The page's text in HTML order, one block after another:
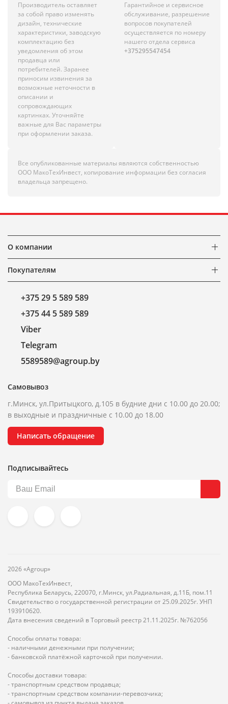
Производитель оставляет
за собой право изменять
дизайн, технические
характеристики, заводскую
комплектацию без
уведомления об этом
продавца или
потребителей. Заранее
приносим извинения за
возможные неточности в
описании и
сопровождающих
картинках. Уточняйте
важные для Вас параметры
при оформлении заказа.
Гарантийное и сервисное
обслуживание, разрешение
вопросов покупателей
осуществляется по номеру
нашего отдела сервиса
+375295547454
Все опубликованные материалы являются собственностью
ООО МакоТехИнвест, копирование информации без согласия
владельца запрещено.
О компании
Покупателям
+375 29 5 589 589
+375 44 5 589 589
Viber
Telegram
5589589@agroup.by
Самовывоз
г.Минск, ул.Притыцкого, д.105 в будние дни с 10.00 до 20.00;
в выходные и праздничные с 10.00 до 18.00
Написать обращение
Подписывайтесь
2026 «Agroup»
ООО МакоТехИнвест,
Республика Беларусь, 220070, г.Минск, ул.Радиальная, д.11Б, пом.11
Свидетельство о государственной регистрации от 25.09.2025г. УНП
193910620.
Дата внесения сведений в Торговый реестр 21.11.2025г. №762056
Способы оплаты товара:
- наличными денежными при получении;
- банковской платёжной карточкой при получении.
Способы доставки товара:
- транспортным средством продавца;
- транспортным средством компании-перевозчика;